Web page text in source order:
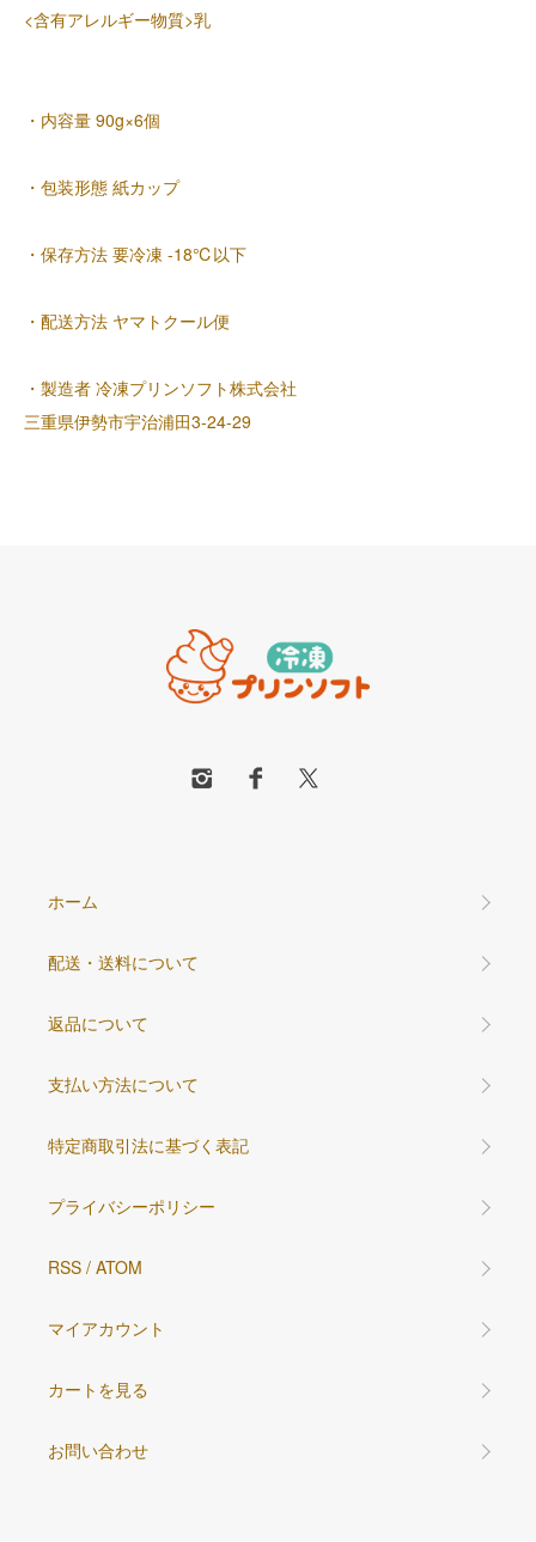
<含有アレルギー物質>乳
・内容量 90g×6個
・包装形態 紙カップ
・保存方法 要冷凍 -18℃以下
・配送方法 ヤマトクール便
・製造者 冷凍プリンソフト株式会社
三重県伊勢市宇治浦田3-24-29
ホーム
配送・送料について
返品について
支払い方法について
特定商取引法に基づく表記
プライバシーポリシー
RSS / ATOM
マイアカウント
カートを見る
お問い合わせ